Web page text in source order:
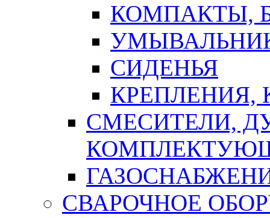
КОМПАКТЫ,
СИДЕНЬЯ
СМЕСИТЕЛИ,
СВАРОЧНОЕ